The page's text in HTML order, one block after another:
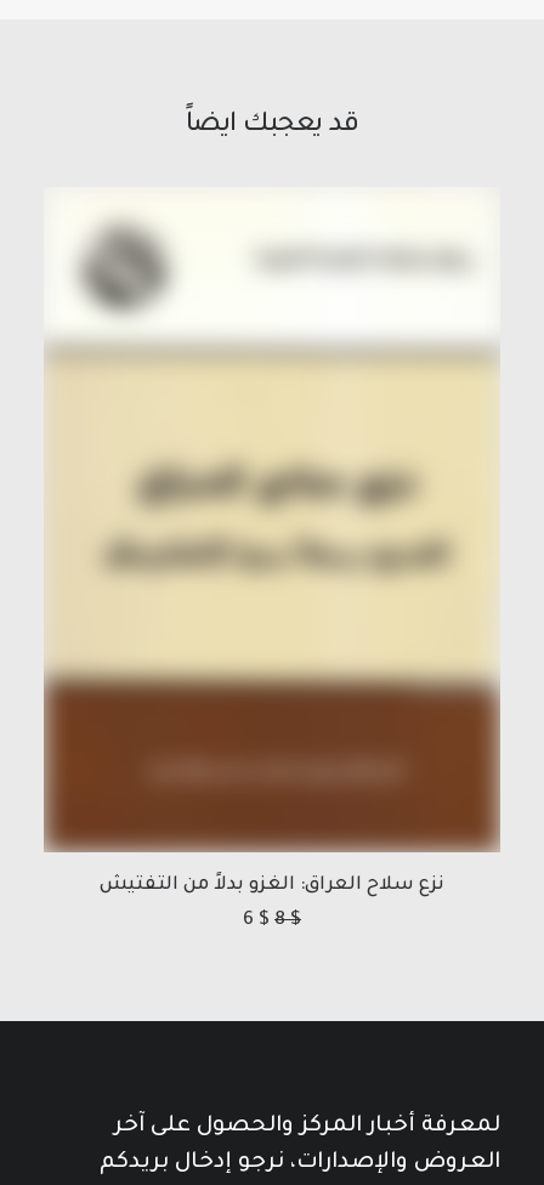
قد يعجبك ايضاً
نزع سلاح العراق: الغزو بدلاً من التفتيش
8$
6 $
لمعرفة أخبار المركز والحصول على آخر
العروض والإصدارات، نرجو إدخال بريدكم